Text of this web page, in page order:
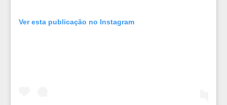
Ver esta publicação no Instagram